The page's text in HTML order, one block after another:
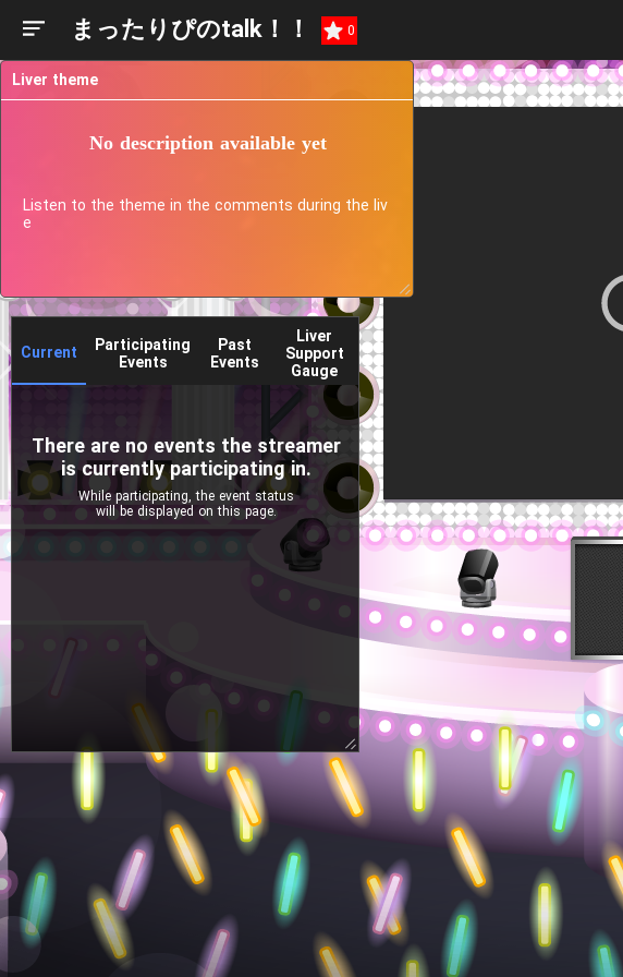
まったりぴのtalk！！ 0
Current
Participating
Events
Past
Events
Liver
Support
Gauge
There are no events the streamer
is currently participating in.
While participating, the event status
will be displayed on this page.
Liver theme
No description available yet
Listen to the theme in the comments during the liv
e